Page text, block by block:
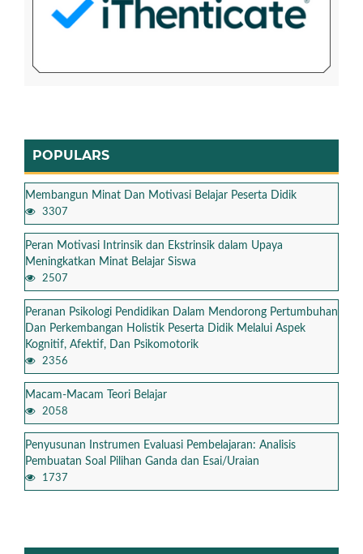
POPULARS
Membangun Minat Dan Motivasi Belajar Peserta Didik
3307
Peran Motivasi Intrinsik dan Ekstrinsik dalam Upaya
Meningkatkan Minat Belajar Siswa
2507
Peranan Psikologi Pendidikan Dalam Mendorong Pertumbuhan
Dan Perkembangan Holistik Peserta Didik Melalui Aspek
Kognitif, Afektif, Dan Psikomotorik
2356
Macam-Macam Teori Belajar
2058
Penyusunan Instrumen Evaluasi Pembelajaran: Analisis
Pembuatan Soal Pilihan Ganda dan Esai/Uraian
1737